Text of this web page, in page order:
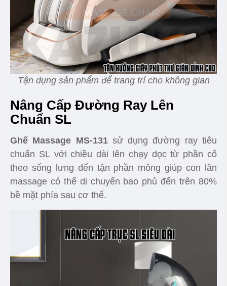
Tận dụng sản phẩm để trang trí cho không gian
Nâng Cấp Đường Ray Lên
Chuẩn SL
Ghế Massage MS-131sử dụng đường ray tiêu
chuẩn SL với chiều dài lên chạy dọc từ phần cổ
theo sống lưng đến tận phần mông giúp con lăn
massage có thể di chuyển bao phủ đến trên 80%
bề mặt phía sau cơ thể.